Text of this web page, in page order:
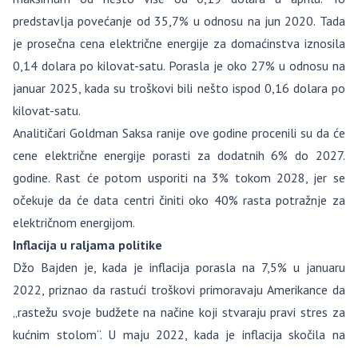
predstavlja povećanje od 35,7% u odnosu na jun 2020. Tada
je prosečna cena električne energije za domaćinstva iznosila
0,14 dolara po kilovat-satu. Porasla je oko 27% u odnosu na
januar 2025, kada su troškovi bili nešto ispod 0,16 dolara po
kilovat-satu.
Analitičari Goldman Saksa ranije ove godine procenili su da će
cene električne energije porasti za dodatnih 6% do 2027.
godine. Rast će potom usporiti na 3% tokom 2028, jer se
očekuje da će data centri činiti oko 40% rasta potražnje za
električnom energijom.
Inflacija u raljama politike
Džo Bajden je, kada je inflacija porasla na 7,5% u januaru
2022, priznao da rastući troškovi primoravaju Amerikance da
„rastežu svoje budžete na načine koji stvaraju pravi stres za
kućnim stolom“. U maju 2022, kada je inflacija skočila na